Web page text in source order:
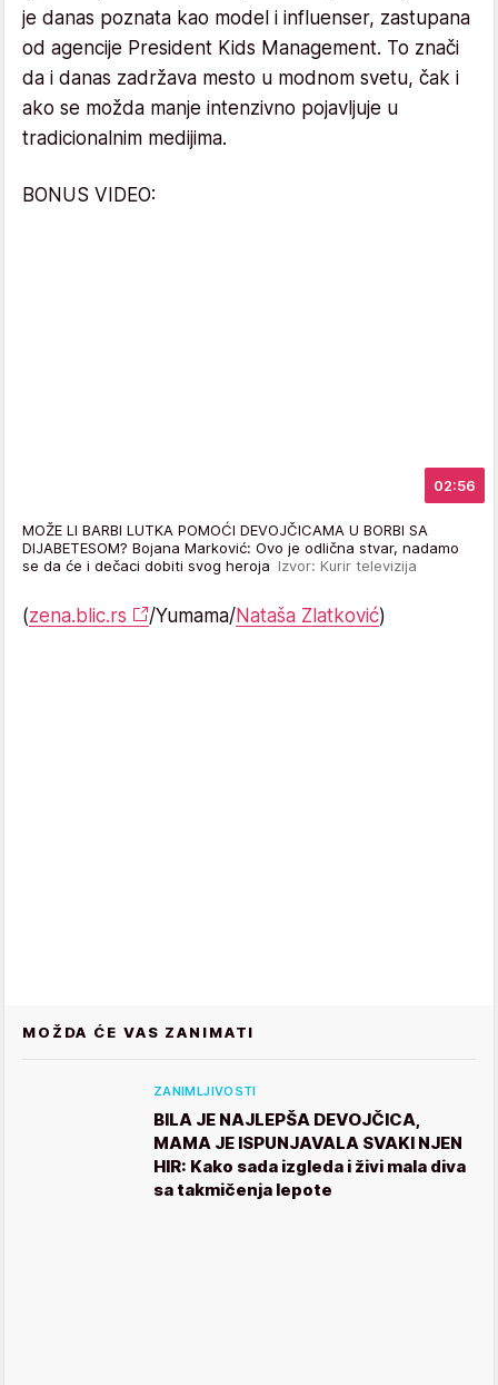
je danas poznata kao model i influenser, zastupana
od agencije President Kids Management. To znači
da i danas zadržava mesto u modnom svetu, čak i
ako se možda manje intenzivno pojavljuje u
tradicionalnim medijima.
BONUS VIDEO:
02:56
MOŽE LI BARBI LUTKA POMOĆI DEVOJČICAMA U BORBI SA
DIJABETESOM? Bojana Marković: Ovo je odlična stvar, nadamo
se da će i dečaci dobiti svog heroja Izvor: Kurir televizija
(zena.blic.rs /Yumama/Nataša Zlatković)
MOŽDA ĆE VAS ZANIMATI
ZANIMLJIVOSTI
BILA JE NAJLEPŠA DEVOJČICA,
MAMA JE ISPUNJAVALA SVAKI NJEN
HIR: Kako sada izgleda i živi mala diva
sa takmičenja lepote